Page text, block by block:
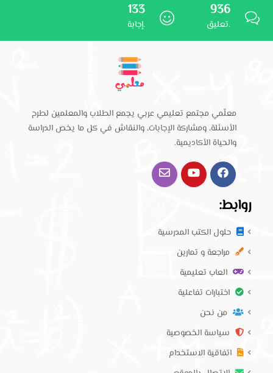
936
تعليق.
133
إجابة.
معلّمي مجتمع تعليمي عربي يجمع الطلاب والمعلمين لطرح
الأسئلة، ومشاركة الإجابات، والنقاش في كل ما يخص الدراسة
والحياة الأكاديمية.
روابط:
حلول الكتب المدرسية
مراجعة و تمارين
العاب تعليمية
اختبارات تفاعلية
من نحن
سياسة الخصوصية
اتفاقية الاستخدام